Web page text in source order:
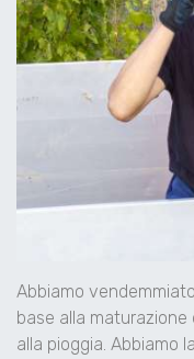
Abbiamo
base alla
alla pioggia. Abbiamo